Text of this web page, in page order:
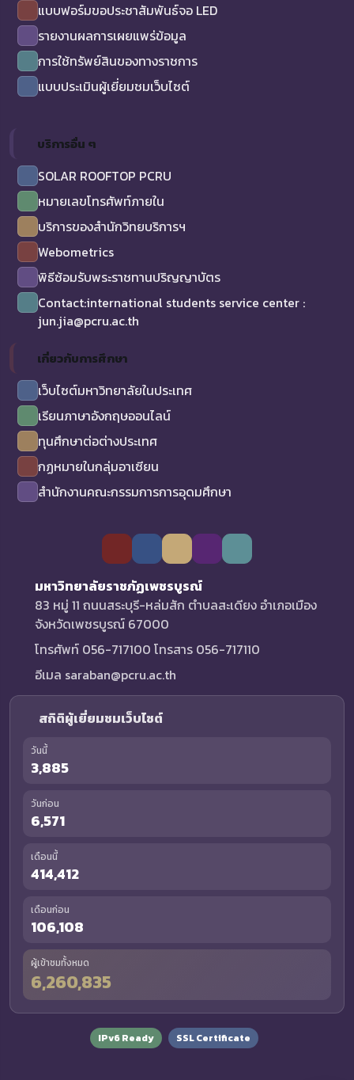
แบบฟอร์มขอประชาสัมพันธ์จอ LED
รายงานผลการเผยแพร่ข้อมูล
การใช้ทรัพย์สินของทางราชการ
แบบประเมินผู้เยี่ยมชมเว็บไซต์
บริการอื่น ๆ
SOLAR ROOFTOP PCRU
หมายเลขโทรศัพท์ภายใน
บริการของสำนักวิทยบริการฯ
Webometrics
พิธีซ้อมรับพระราชทานปริญญาบัตร
Contact:international students service center :
jun.jia@pcru.ac.th
เกี่ยวกับการศึกษา
เว็บไซต์มหาวิทยาลัยในประเทศ
เรียนภาษาอังกฤษออนไลน์
ทุนศึกษาต่อต่างประเทศ
กฏหมายในกลุ่มอาเซียน
สำนักงานคณะกรรมการการอุดมศึกษา
มหาวิทยาลัยราชภัฏเพชรบูรณ์
83 หมู่ 11 ถนนสระบุรี-หล่มสัก ตำบลสะเดียง อำเภอเมือง
จังหวัดเพชรบูรณ์ 67000
โทรศัพท์ 056-717100 โทรสาร 056-717110
อีเมล saraban@pcru.ac.th
สถิติผู้เยี่ยมชมเว็บไซต์
วันนี้
3,885
วันก่อน
6,571
เดือนนี้
414,412
เดือนก่อน
106,108
ผู้เข้าชมทั้งหมด
6,260,835
IPv6 Ready SSL Certificate